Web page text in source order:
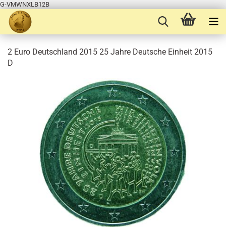
G-VMWNXLB12B
2 Euro Deutschland 2015 25 Jahre Deutsche Einheit 2015
D